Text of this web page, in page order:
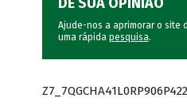
DÊ SUA OPINIÃO
Ajude-nos a aprimorar o site
uma rápida pesquisa.